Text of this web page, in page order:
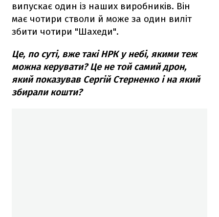
випускає один із наших виробників. Він
має чотири стволи й може за один виліт
збити чотири "Шахеди".
Це, по суті, вже такі НРК у небі, якими теж
можна керувати? Це не той самий дрон,
який показував Сергій Стерненко і на який
збирали кошти?